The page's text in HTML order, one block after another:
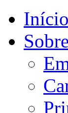
Início